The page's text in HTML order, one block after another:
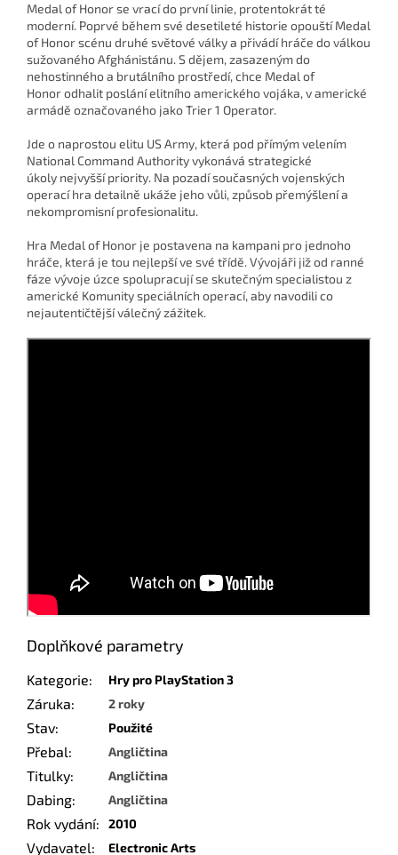
Medal of Honor se vrací do první linie, protentokrát té
moderní. Poprvé během své desetileté historie opouští Medal
of Honor scénu druhé světové války a přivádí hráče do válkou
sužovaného Afghánistánu. S dějem, zasazeným do
nehostinného a brutálního prostředí, chce Medal of
Honor odhalit poslání elitního amerického vojáka, v americké
armádě označovaného jako Trier 1 Operator.
Jde o naprostou elitu US Army, která pod přímým velením
National Command Authority vykonává strategické
úkoly nejvyšší priority. Na pozadí současných vojenských
operací hra detailně ukáže jeho vůli, způsob přemýšlení a
nekompromisní profesionalitu.
Hra Medal of Honor je postavena na kampani pro jednoho
hráče, která je tou nejlepší ve své třídě. Vývojáři již od ranné
fáze vývoje úzce spolupracují se skutečným specialistou z
americké Komunity speciálních operací, aby navodili co
nejautentičtější válečný zážitek.
Doplňkové parametry
Kategorie: Hry pro PlayStation 3
Záruka: 2 roky
Stav: Použité
Přebal: Angličtina
Titulky: Angličtina
Dabing: Angličtina
Rok vydání: 2010
Vydavatel: Electronic Arts